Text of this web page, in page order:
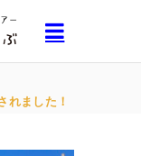
れました！